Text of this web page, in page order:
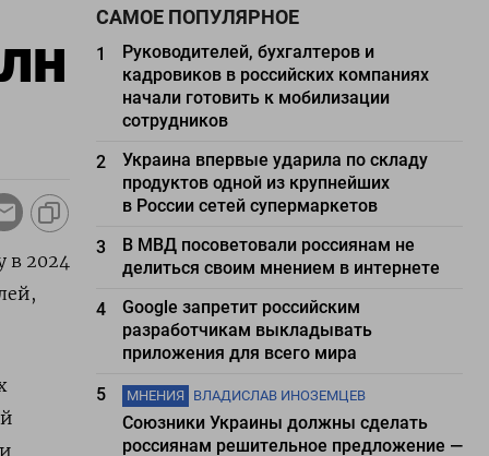
в 2024
САМОЕ ПОПУЛЯРНОЕ
1
Руководителей, бухгалтеров и
кадровиков в российских компаниях
начали готовить к мобилизации
сотрудников
2
Украина впервые ударила по складу
продуктов одной из крупнейших
в России сетей супермаркетов
3
В МВД посоветовали россиянам не
делиться своим мнением в интернете
4
Google запретит российским
разработчикам выкладывать
приложения для всего мира
5
МНЕНИЯ ВЛАДИСЛАВ ИНОЗЕМЦЕВ
Союзники Украины должны сделать
россиянам решительное предложение —